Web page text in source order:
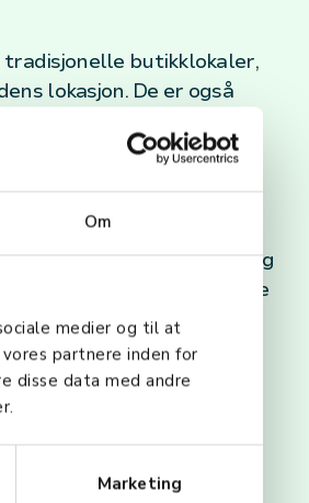
Om
medier og til at
partnere inden for
disse data med andre
Marketing
butikklokaler,
lokasjon. De er også
forbedrer
kundetilfredshet, og
utvide sin rekkevidde
nivå av sikkerhet.
for en rekke
utvide sin